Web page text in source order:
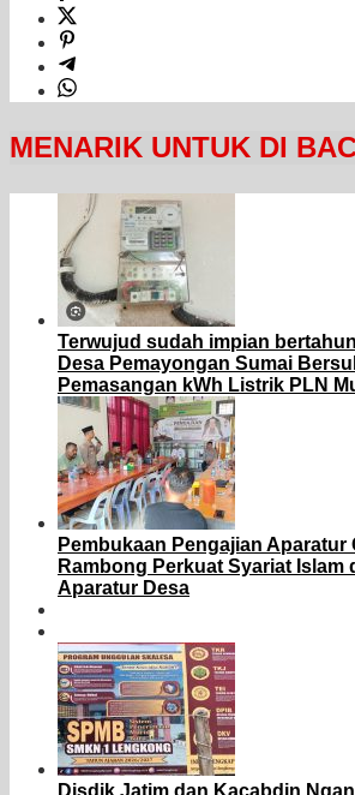
MENARIK UNTUK DI
Terwujud sudah impian
Desa Pemayongan Sumai
Pemasangan kWh Listrik PLN
Pembukaan Pengajian Aparatur
Rambong Perkuat Syariat Islam
Aparatur Desa